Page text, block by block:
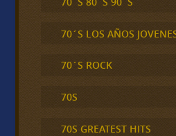
70´S LOS AÑOS
70´S ROCK
70S
70S GREATEST HITS